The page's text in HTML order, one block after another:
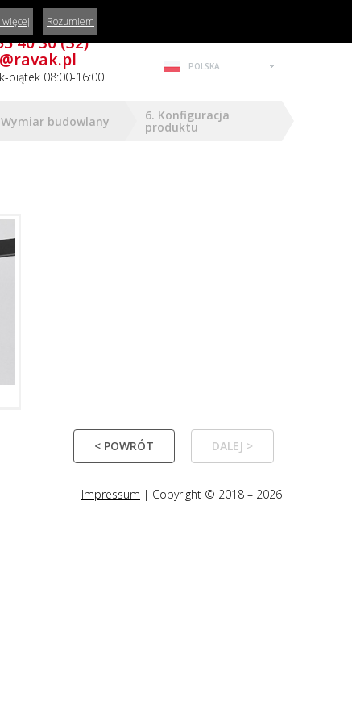
masz pytania?
40 30 (32)
piątek 08:00-16:00
POLSKA
Wymiar budowlany 6. Konfiguracja
produktu
< POWRÓT DALEJ >
Impressum | Copyright © 2018 – 2026
Rozumiem